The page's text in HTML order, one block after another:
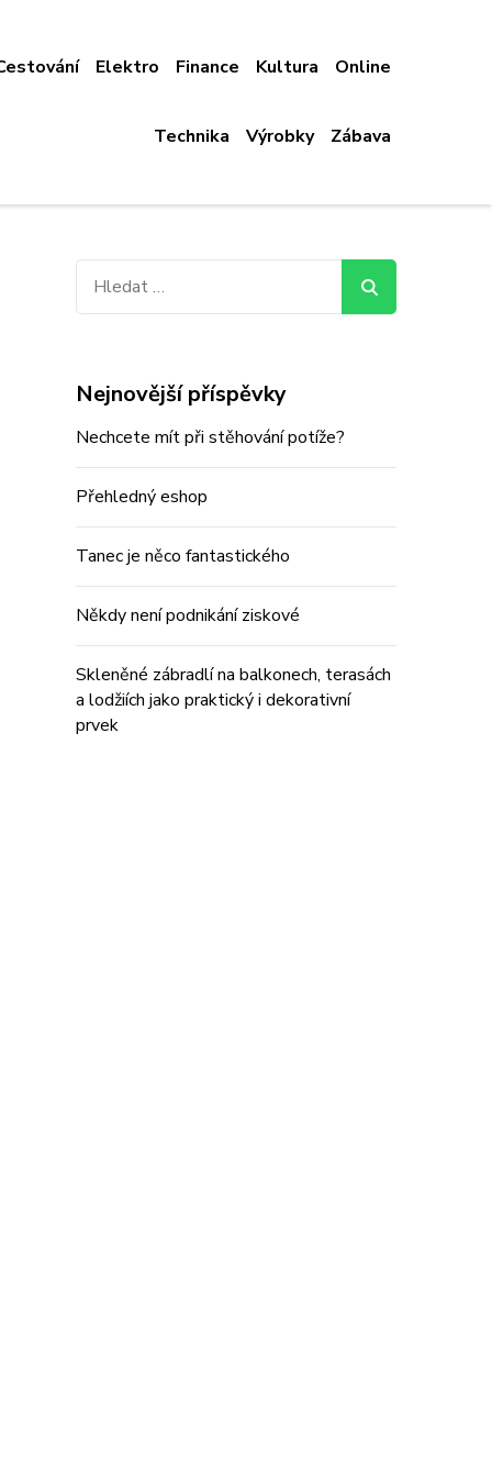
Elektro Finance Kultura Online
Technika Výrobky Zábava
Nejnovější příspěvky
Nechcete mít při stěhování potíže?
Přehledný eshop
Tanec je něco fantastického
Někdy není podnikání ziskové
Skleněné zábradlí na balkonech, terasách
a lodžiích jako praktický i dekorativní
prvek